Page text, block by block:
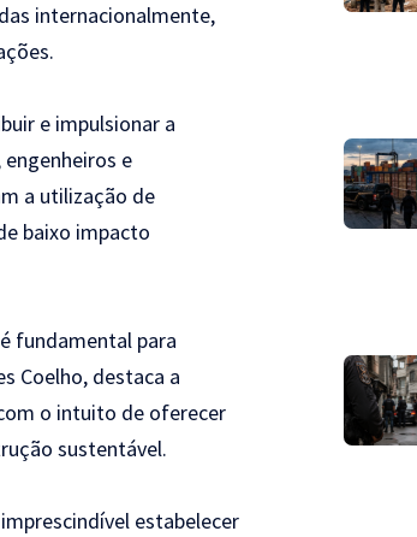
internacionalmente,
e impulsionar a
e
a utilização de
baixo impacto
fundamental para
Coelho, destaca a
o intuito de oferecer
sustentável.
estabelecer